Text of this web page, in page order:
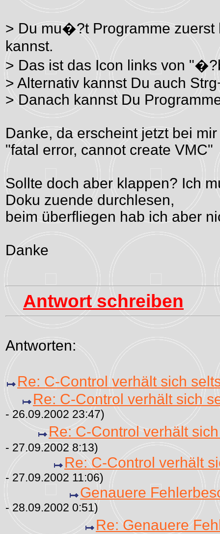
> Du mu�?t Programme
kannst.
> Das ist das Icon links von
> Alternativ kannst Du auch
> Danach kannst Du
Danke, da erscheint jetzt bei
"fatal error, cannot create VMC"
Sollte doch aber klappen? Ich
Doku zuende durchlesen,
beim überfliegen hab ich aber
Danke
Antwort schreiben
Antworten:
Re: C-Control verhält sich
Re: C-Control verhält sich
- 26.09.2002 23:47)
Re: C-Control verhält
- 27.09.2002 8:13)
Re: C-Control verhält
- 27.09.2002 11:06)
Genauere
- 28.09.2002 0:51)
Re: Genauere